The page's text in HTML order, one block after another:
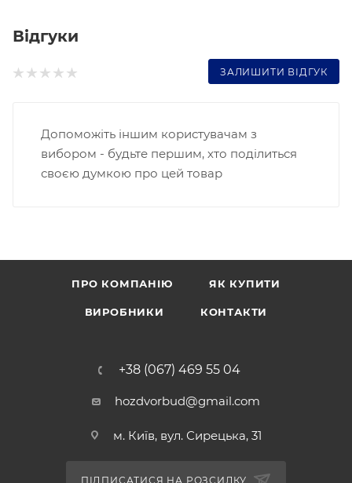
Відгуки
ЗАЛИШИТИ ВІДГУК
Допоможіть іншим користувачам з
вибором - будьте першим, хто поділиться
своєю думкою про цей товар
ПРО КОМПАНІЮ ЯК КУПИТИ
ВИРОБНИКИ КОНТАКТИ
+38 (067) 469 55 04
hozdvorbud@gmail.com
м. Київ, вул. Сирецька, 31
ПІДПИСАТИСЯ НА РОЗСИЛКУ